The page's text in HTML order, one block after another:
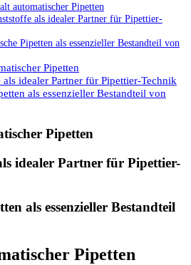
automatischer Pipetten
als idealer Partner für Pipettier-
Pipetten als essenzieller Bestandteil von
Pipetten
idealer Partner für Pipettier-Technik
als essenzieller Bestandteil von
Pipetten
idealer Partner für Pipettier-
als essenzieller Bestandteil
Pipetten